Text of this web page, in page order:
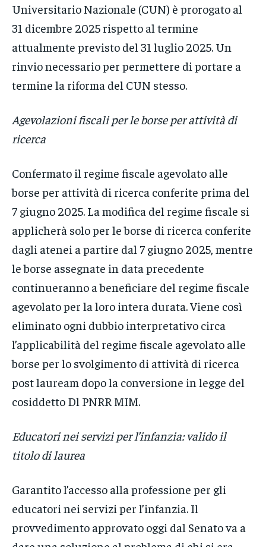
Universitario Nazionale (CUN) è prorogato al
31 dicembre 2025 rispetto al termine
attualmente previsto del 31 luglio 2025. Un
rinvio necessario per permettere di portare a
termine la riforma del CUN stesso.
Agevolazioni fiscali per le borse per attività di
ricerca
Confermato il regime fiscale agevolato alle
borse per attività di ricerca conferite prima del
7 giugno 2025. La modifica del regime fiscale si
applicherà solo per le borse di ricerca conferite
dagli atenei a partire dal 7 giugno 2025, mentre
le borse assegnate in data precedente
continueranno a beneficiare del regime fiscale
agevolato per la loro intera durata. Viene così
eliminato ogni dubbio interpretativo circa
l’applicabilità del regime fiscale agevolato alle
borse per lo svolgimento di attività di ricerca
post lauream dopo la conversione in legge del
cosiddetto Dl PNRR MIM.
Educatori nei servizi per l’infanzia: valido il
titolo di laurea
Garantito l’accesso alla professione per gli
educatori nei servizi per l’infanzia. Il
provvedimento approvato oggi dal Senato va a